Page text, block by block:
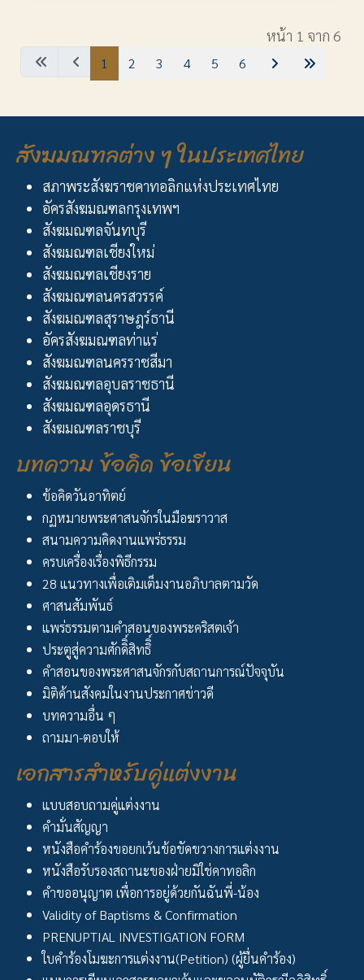
หน้า 1 จาก 6
1 2 3 4 5 6
สังฆมณฑลต่าง ๆ ในประเทศไทย
สภาพระสังฆราชคาทอลิกแห่งประเทศไทย
อัครสังฆมณฑลกรุงเทพฯ
สังฆมณฑลจันทบุรี
สังฆมณฑลเชียงใหม่
สังฆมณฑลเชียงราย
สังฆมณฑลนครสวรรค์
สังฆมณฑลสุราษฎร์ธานี
อัครสังฆมณฑลท่าแร่
สังฆมณฑลนครราชสีมา
สังฆมณฑลอุบลราชธานี
สังฆมณฑลอุดรธานี
สังฆมณฑลราชบุรี
บทความ ข้อคิด ข้อเขียน
ข้อคิดวันอาทิตย์
กฏหมายพระศาสนจักรในมือฆราวาส
สนามความคิดงานแพร่ธรรม
ครบเครื่องเรื่องพิธีกรรม
28 แนวทางเพื่อเติมเต็มงานอภิบาลตามวัด
ศาสนสัมพันธ์
แพร่ธรรมตามคำสอนของพระคริสตเจ้า
ประตูสู่ความศักดิิ์สิทธิิ์
คำสอนของพระศาสนจักรกับสถานการณ์ปัจจุบัน
มิติด้านสังคมในงานประกาศข่าวดี
บทความอื่น ๆ
ถามมา-ตอบให้
เอกสารสำหรับคู่แต่งงาน
แบบสอบถามคู่แต่งงาน
คำมั่นสัญญา
หนังสือคำร้องขอยกเว้นข้อขัดขวางการแต่งงาน
หนังสือรับรองสถานะของฝ่ายมิใช่คาทอลิก
คำขออนุญาต เพื่อการอยู่ด้วยกันฉันพี่-น้อง
Validity of Baptisms & Confirmation
PRENUPTIAL INVESTIGATION FORM
ใบคำร้องโมฆะการแต่งงาน(Petition) (ผู้ยื่นคำร้อง)